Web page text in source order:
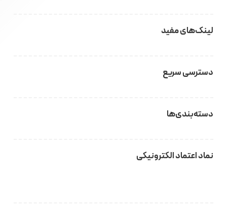
لینک‌های مفید
دسترسی سریع
دسته‌بندی‌ها
نماد اعتماد الکترونیکی